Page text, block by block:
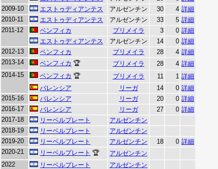
2009-10
エストゥディアンテス アルゼンチン 30 4 詳細
2010-11
エストゥディアンテス アルゼンチン 33 5 詳細
2011-12
ベンフィカ プリメイラ 3 0 詳細
エストゥディアンテス
アルゼンチン 14 0 詳細
2012-13
ベンフィカ プリメイラ 28 4 詳細
2013-14
ベンフィカ 🏆 プリメイラ 28 4 詳細
2014-15
ベンフィカ 🏆 プリメイラ 11 1 詳細
バレンシア
リーガ 14 0 詳細
2015-16
バレンシア リーガ 20 0 詳細
2016-17
バレンシア リーガ 27 0 詳細
2017-18
リーベルプレート
アルゼンチン
2018-19
リーベルプレート
アルゼンチン
2019-20
リーベルプレート アルゼンチン 18 0 詳細
2020-21
リーベルプレート 🏆
アルゼンチン
2022
リーベルプレート
アルゼンチン